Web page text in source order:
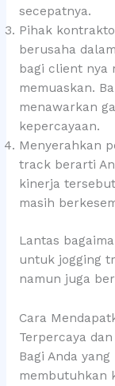
secepatnya.
Pihak
berusaha
bagi client nya
memuaskan.
menawarkan
kepercayaan.
Menyerahkan
track berarti
kinerja
masih
Lantas
untuk jogging
namun juga
Cara
Terpercaya
Bagi Anda
membutuhkan